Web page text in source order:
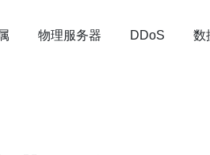
物理服务器 DDoS 数